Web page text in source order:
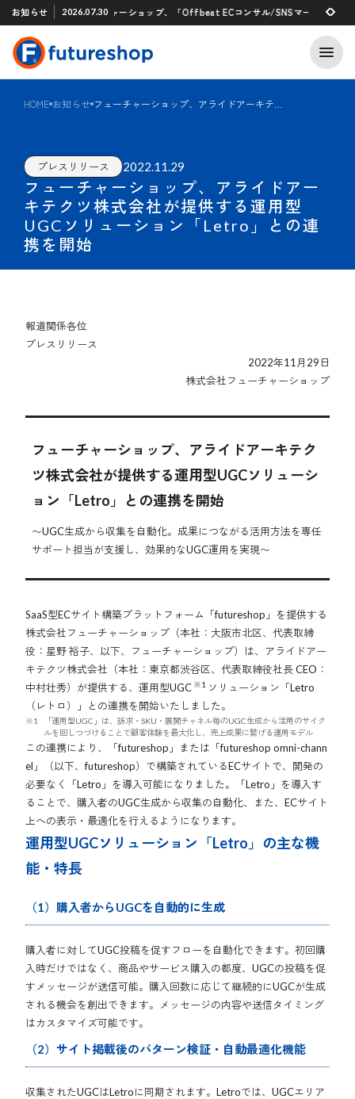
お知らせ
アプリ 「STAFF START」とのタグ連携を開始
2026.07.30
フューチャーショップ、「Offbeat ECコンサル/SNSマーケティング支
2026.07.29
HOME お知らせ
プレスリリース 2022.11.29
フューチャーショップ、アライドアー
キテクツ株式会社が提供する運用型
UGCソリューション「Letro」との連
携を開始
報道関係各位
プレスリリース
2022年11月29日
株式会社フューチャーショップ
フューチャーショップ、アライドアーキテク
ツ株式会社が提供する運用型UGCソリューシ
ョン「Letro」との連携を開始
〜UGC生成から収集を自動化。成果につながる活用方法を専任
サポート担当が支援し、効果的なUGC運用を実現〜
SaaS型ECサイト構築プラットフォーム「futureshop」を提供する
株式会社フューチャーショップ（本社：大阪市北区、代表取締
役：星野 裕子、以下、フューチャーショップ）は、アライドアー
キテクツ株式会社（本社：東京都渋谷区、代表取締役社長 CEO：
中村壮秀）が提供する、運用型UGC ※1 ソリューション「Letro
（レトロ）」との連携を開始いたしました。
「運用型UGC」は、訴求・SKU・展開チャネル毎のUGC生成から活用のサイク
ルを回しつづけることで顧客体験を最大化し、売上成果に繋げる運用モデル
この連携により、「futureshop」または「futureshop omni-chann
el」（以下、futureshop）で構築されているECサイトで、開発の
必要なく「Letro」を導入可能になりました。「Letro」を導入す
ることで、購入者のUGC生成から収集の自動化、また、ECサイト
上への表示・最適化を行えるようになります。
運用型UGCソリューション「Letro」の主な機
能・特長
（1）購入者からUGCを自動的に生成
購入者に対してUGC投稿を促すフローを自動化できます。初回購
入時だけではなく、商品やサービス購入の都度、UGCの投稿を促
すメッセージが送信可能。購入回数に応じて継続的にUGCが生成
される機会を創出できます。メッセージの内容や送信タイミング
はカスタマイズ可能です。
（2）サイト掲載後のパターン検証・自動最適化機能
収集されたUGCはLetroに同期されます。Letroでは、UGCエリア